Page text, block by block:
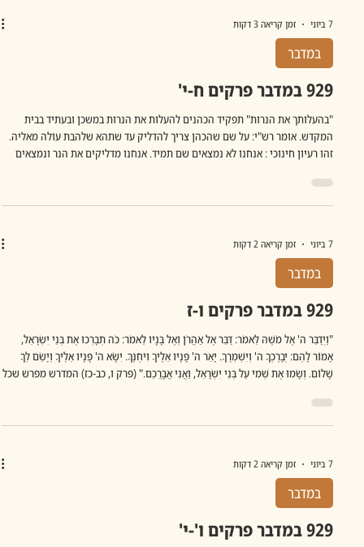
7 ביוני זמן קריאה 3 דקות
במדבר
929 במדבר פרקים ח-י'
"בהעלותך את הנרות" תפקיד הכהנים להעלות את הנרות במשכן ובעתיד בבית
המקדש. אומר רש"י: על שם שהכהן צריך להדליק עד שתהא שלהבת עולה מאליה.
זהו רעיון חינוכי : אנחנו לא נמצאים שם תמיד. אנחנו מדליקים את הנר ונמצאים
פעם שאני רואה את השמות של הנרצחין בשבעה באוקטובר או פותח את הידיעה
האיומה "הותר לפרסום" מזעזעת אותי האקראיות שבה לפת המוות את אלו
של החט
7 ביוני זמן קריאה 2 דקות
במדבר
929 במדבר פרקים ו-ז
"וַיְדַבֵּר ה' אֶל מֹשֶׁה לֵּאמֹר: דַּבֵּר אֶל אַהֲרֹן וְאֶל בָּנָיו לֵאמֹר: כֹּה תְבָרְכוּ אֶת בְּנֵי יִשְׂרָאֵל,
אָמוֹר לָהֶם: יְבָרֶכְךָ ה' וְיִשְׁמְרֶךָ. יָאֵר ה' פָּנָיו אֵלֶיךָ וִיחֻנֶּךָּ. יִשָּׂא ה' פָּנָיו אֵלֶיךָ וְיָשֵׂם לְךָ
שָׁלוֹם. וְשָׂמוּ אֶת שְׁמִי עַל בְּנֵי יִשְׂרָאֵל, וַאֲנִי אֲבָרֲכֵם." (פרק ו, כב-כז) המדרש מפרש שכל
יתמוך ויסייע לך להצליח. ישמור אותך מפני ליסטים שלא יגנבו ממך. יאר... הכו
7 ביוני זמן קריאה 2 דקות
במדבר
929 במדבר פרקים ו'-י'